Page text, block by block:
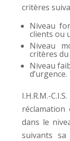
critères
Niveau
clients ou
Niveau
critères
Niveau
d’urgence.
I.H.R.M.-
réclamation
dans le
suivants